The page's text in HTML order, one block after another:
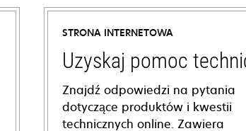
STRONA INTERNETOWA
Uzyskaj pomoc
Znajdź odpowiedzi na pytania
dotyczące produktów i kwestii
technicznych online. Zawiera